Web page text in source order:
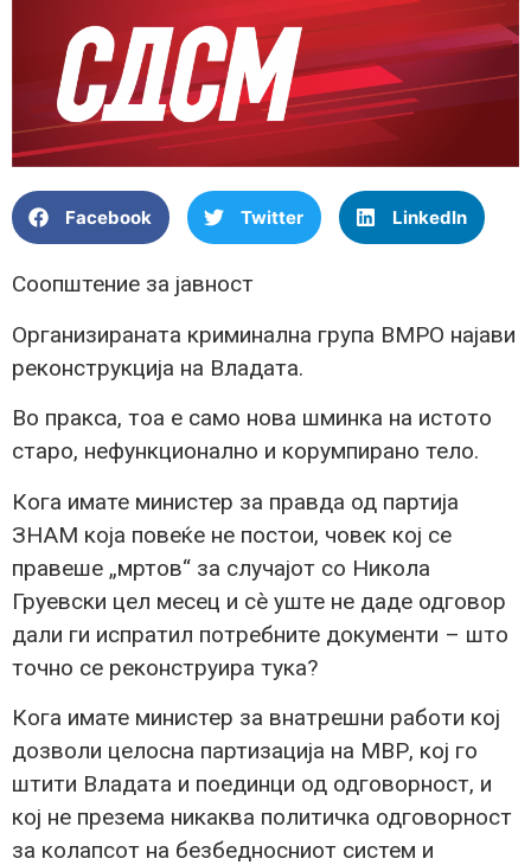
Facebook Twitter LinkedIn
Соопштение за јавност
Организираната криминална група ВМРО најави
реконструкција на Владата.
Во пракса, тоа е само нова шминка на истото
старо, нефункционално и корумпирано тело.
Кога имате министер за правда од партија
ЗНАМ која повеќе не постои, човек кој се
правеше „мртов“ за случајот со Никола
Груевски цел месец и сè уште не даде одговор
дали ги испратил потребните документи – што
точно се реконструира тука?
Кога имате министер за внатрешни работи кој
дозволи целосна партизација на МВР, кој го
штити Владата и поединци од одговорност, и
кој не презема никаква политичка одговорност
за колапсот на безбедносниот систем и